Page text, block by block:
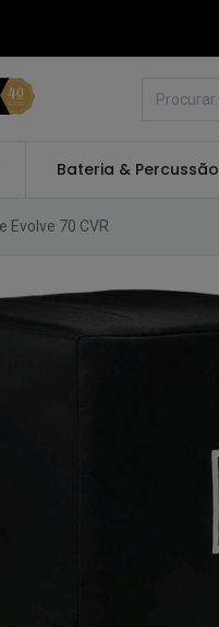
Bateria & Percussão
Evolve 70 CVR